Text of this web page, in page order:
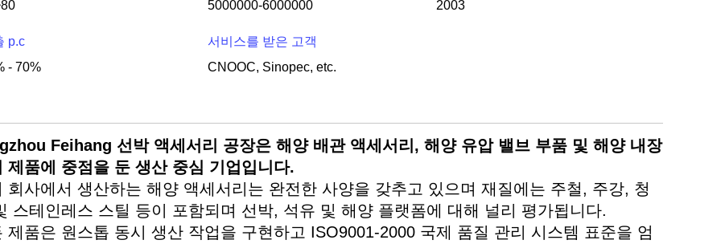
5000000-6000000
2003
p.c
- 70%
서비스를 받은 고객
CNOOC, Sinopec, etc.
Feihang 선박 액세서리 공장은 해양 배관 액세서리, 해양 유압 밸브 부품 및 해양 내장
제품에 중점을 둔 생산 중심 기업입니다.
회사에서 생산하는 해양 액세서리는 완전한 사양을 갖추고 있으며 재질에는 주철, 주강, 청
스테인레스 스틸 등이 포함되며 선박, 석유 및 해양 플랫폼에 대해 널리 평가됩니다.
제품은 원스톱 동시 생산 작업을 구현하고 ISO9001-2000 국제 품질 관리 시스템 표준을 엄